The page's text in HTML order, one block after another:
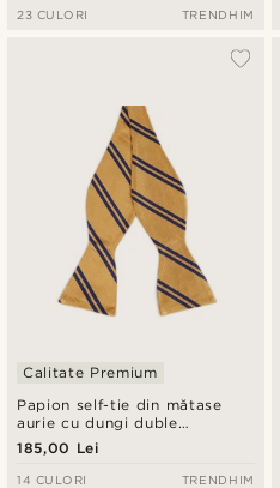
23 CULORI TRENDHIM
Papion self-tie din mătase
aurie cu dungi duble
bleumarin
Calitate Premium
185,00 Lei
14 CULORI TRENDHIM